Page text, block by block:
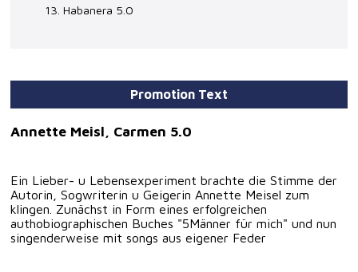
13. Habanera 5.0
Promotion Text
Annette Meisl, Carmen 5.0
Ein Lieber- u Lebensexperiment brachte die Stimme der
Autorin, Sogwriterin u Geigerin Annette Meisel zum
klingen. Zunächst in Form eines erfolgreichen
authobiographischen Buches "5Männer für mich" und nun
singenderweise mit songs aus eigener Feder